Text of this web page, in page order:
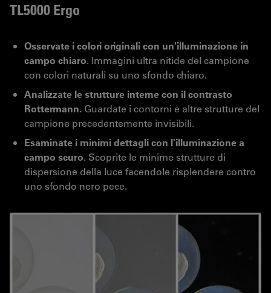
TL5000 Ergo
Osservate i colori originali con un'illuminazione in
campo chiaro. Immagini ultra nitide del campione
con colori naturali su uno sfondo chiaro.
Analizzate le strutture interne con il contrasto
Rottermann. Guardate i contorni e altre strutture del
campione precedentemente invisibili.
Esaminate i minimi dettagli con l'illuminazione a
campo scuro. Scoprite le minime strutture di
dispersione della luce facendole risplendere contro
uno sfondo nero pece.